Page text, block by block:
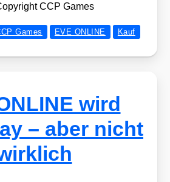
CCP Games
Games EVE ONLINE
Kauf
wird
– aber nicht